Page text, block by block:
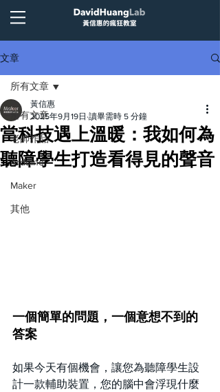
文章
所有文章
老師作品
Arduino
Maker
其他
所有文章
當科技遇上溫暖：我如何為
聽障學生打造看得見的聲音
黃信惠
2025年9月19日 讀畢需時 5 分鐘
一個簡單的問題，一個意想不到的
答案
如果今天有個機會，讓您為聽障學生設
計一款輔助裝置，您的腦中會浮現什麼